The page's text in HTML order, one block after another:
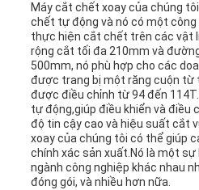
TÔI
TIN
TỨC
CÁC
Máy cắt chết xoay của chúng
chết tự động và nó có một
thực hiện cắt chết trên các vật
rộng cắt tối đa 210mm và
500mm, nó phù hợp cho các
được trang bị một răng cuộn từ
được điều chỉnh từ 94 đến
tự động,giúp điều khiển và điều
độ tin cậy cao và hiệu suất cắt
xoay của chúng tôi có thể giúp
chính xác sản xuất.Nó là một
ngành công nghiệp khác nhau
đóng gói, và nhiều hơn nữa.